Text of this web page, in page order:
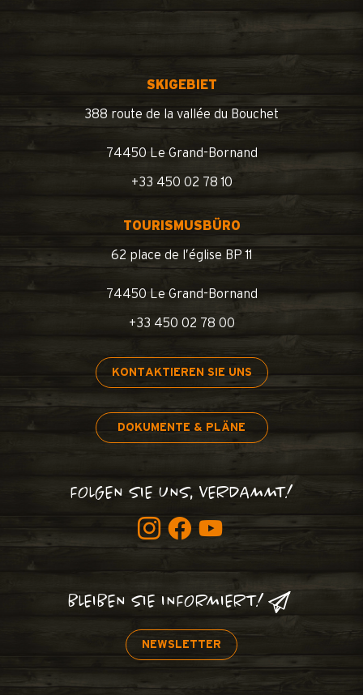
SKIGEBIET
388 route de la vallée du Bouchet
74450 Le Grand-Bornand
+33 450 02 78 10
TOURISMUSBÜRO
62 place de l’église BP 11
74450 Le Grand-Bornand
+33 450 02 78 00
KONTAKTIEREN SIE UNS
DOKUMENTE & PLÄNE
FOLGEN SIE UNS, VERDAMMT!
BLEIBEN SIE INFORMIERT!
NEWSLETTER